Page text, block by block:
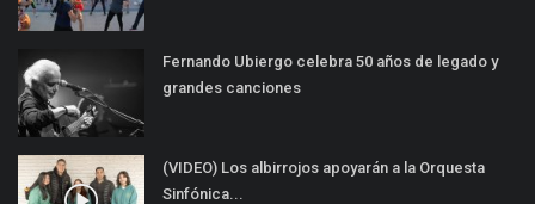
Fernando Ubiergo celebra 50 años de legado y
grandes canciones
(VIDEO) Los albirrojos apoyarán a la Orquesta
Sinfónica...